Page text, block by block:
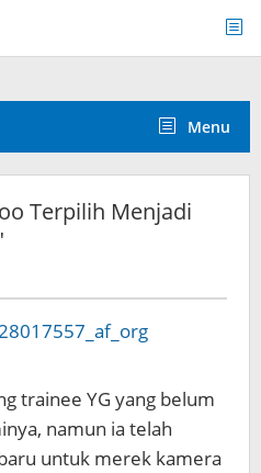
Menu
Terpilih Menjadi
trainee YG yang belum
namun ia telah
untuk merek kamera